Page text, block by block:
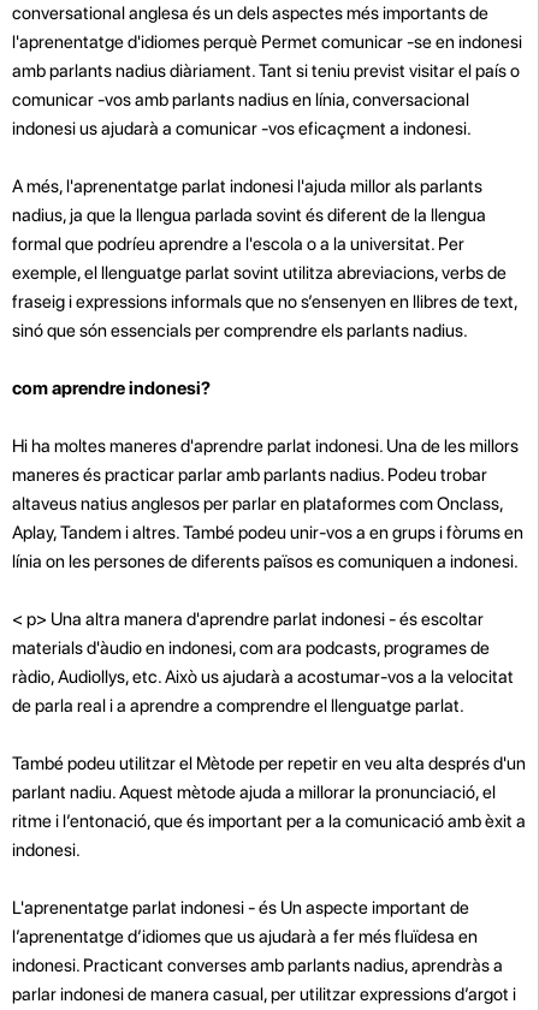
conversational anglesa és un dels aspectes més importants de
l'aprenentatge d'idiomes perquè Permet comunicar -se en indonesi
amb parlants nadius diàriament. Tant si teniu previst visitar el país o
comunicar -vos amb parlants nadius en línia, conversacional
indonesi us ajudarà a comunicar -vos eficaçment a indonesi.
A més, l'aprenentatge parlat indonesi l'ajuda millor als parlants
nadius, ja que la llengua parlada sovint és diferent de la llengua
formal que podríeu aprendre a l'escola o a la universitat. Per
exemple, el llenguatge parlat sovint utilitza abreviacions, verbs de
fraseig i expressions informals que no s’ensenyen en llibres de text,
sinó que són essencials per comprendre els parlants nadius.
com aprendre indonesi?
Hi ha moltes maneres d'aprendre parlat indonesi. Una de les millors
maneres és practicar parlar amb parlants nadius. Podeu trobar
altaveus natius anglesos per parlar en plataformes com Onclass,
Aplay, Tandem i altres. També podeu unir-vos a en grups i fòrums en
línia on les persones de diferents països es comuniquen a indonesi.
< p> Una altra manera d'aprendre parlat indonesi - és escoltar
materials d'àudio en indonesi, com ara podcasts, programes de
ràdio, Audiollys, etc. Això us ajudarà a acostumar-vos a la velocitat
de parla real i a aprendre a comprendre el llenguatge parlat.
També podeu utilitzar el Mètode per repetir en veu alta després d'un
parlant nadiu. Aquest mètode ajuda a millorar la pronunciació, el
ritme i l’entonació, que és important per a la comunicació amb èxit a
indonesi.
L'aprenentatge parlat indonesi - és Un aspecte important de
l’aprenentatge d’idiomes que us ajudarà a fer més fluïdesa en
indonesi. Practicant converses amb parlants nadius, aprendràs a
parlar indonesi de manera casual, per utilitzar expressions d’argot i